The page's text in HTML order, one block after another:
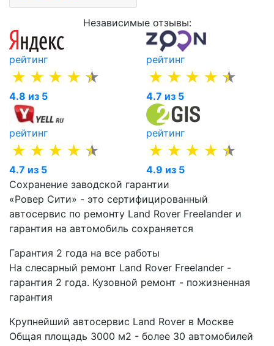
Независимые отзывы:
рейтинг
4.8 из 5
рейтинг
4.7 из 5
рейтинг
4.7 из 5
рейтинг
4.9 из 5
Сохранение заводской гарантии
«Ровер Сити» - это сертифицированный
автосервис по ремонту Land Rover Freelander и
гарантия на автомобиль сохраняется
Гарантия 2 года на все работы
На слесарный ремонт Land Rover Freelander -
гарантия 2 года. Кузовной ремонт - пожизненная
гарантия
Крупнейший автосервис Land Rover в Москве
Общая площадь 3000 м2 - более 30 автомобилей